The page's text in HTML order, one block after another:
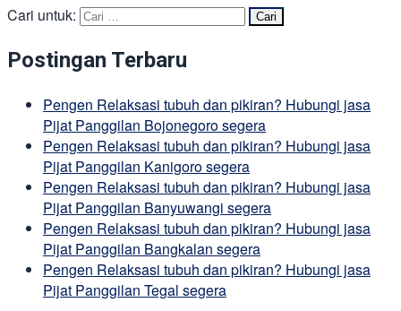
Cari untuk:
Postingan Terbaru
Pengen Relaksasi tubuh dan pikiran? Hubungi jasa
Pijat Panggilan Bojonegoro segera
Pengen Relaksasi tubuh dan pikiran? Hubungi jasa
Pijat Panggilan Kanigoro segera
Pengen Relaksasi tubuh dan pikiran? Hubungi jasa
Pijat Panggilan Banyuwangi segera
Pengen Relaksasi tubuh dan pikiran? Hubungi jasa
Pijat Panggilan Bangkalan segera
Pengen Relaksasi tubuh dan pikiran? Hubungi jasa
Pijat Panggilan Tegal segera